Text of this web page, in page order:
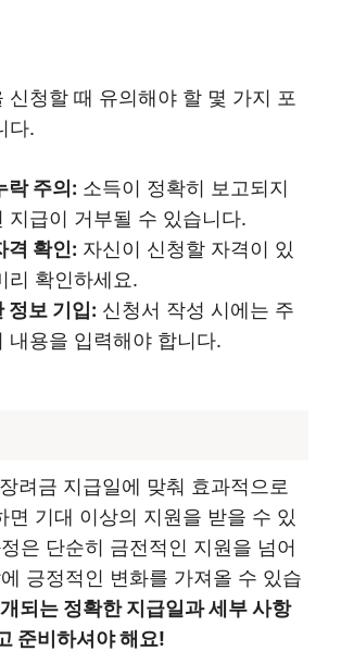
신청할 때 유의해야 할 몇 가지 포
다.
락 주의: 소득이 정확히 보고되지
지급이 거부될 수 있습니다.
격 확인: 자신이 신청할 자격이 있
리 확인하세요.
정보 기입: 신청서 작성 시에는 주
내용을 입력해야 합니다.
려금 지급일에 맞춰 효과적으로
면 기대 이상의 지원을 받을 수 있
은 단순히 금전적인 지원을 넘어
긍정적인 변화를 가져올 수 있습
되는 정확한 지급일과 세부 사항
준비하셔야 해요!